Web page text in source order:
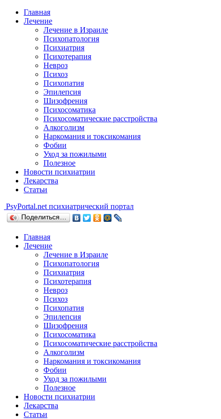
Главная
Лечение
Лечение в Израиле
Психопатология
Психиатрия
Психотерапия
Невроз
Психоз
Психопатия
Эпилепсия
Шизофрения
Психосоматика
Психосоматические расстройства
Алкоголизм
Наркомания и токсикомания
Фобии
Уход за пожилыми
Полезное
Новости психиатрии
Лекарства
Статьи
PsyPortal.net психиатрический портал
Поделиться…
Главная
Лечение
Лечение в Израиле
Психопатология
Психиатрия
Психотерапия
Невроз
Психоз
Психопатия
Эпилепсия
Шизофрения
Психосоматика
Психосоматические расстройства
Алкоголизм
Наркомания и токсикомания
Фобии
Уход за пожилыми
Полезное
Новости психиатрии
Лекарства
Статьи